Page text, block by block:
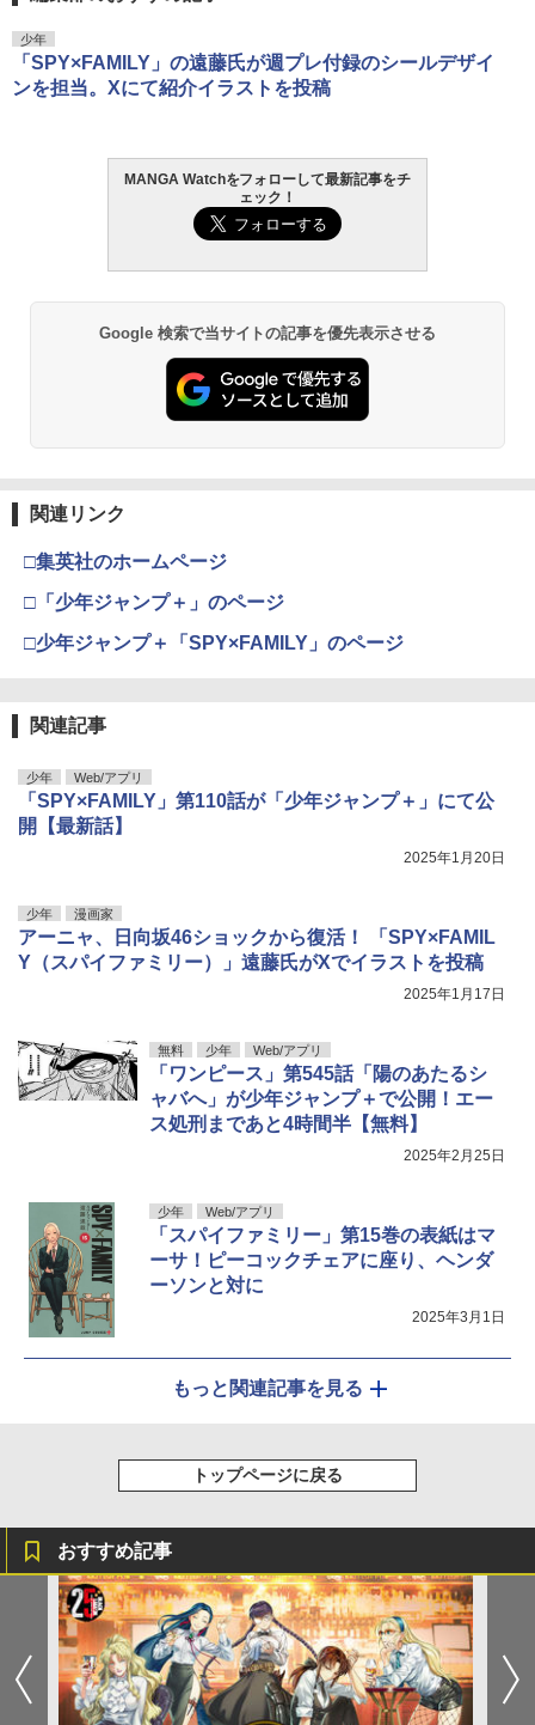
少年
「SPY×FAMILY」の遠藤氏が週プレ付録のシールデザイ
ンを担当。Xにて紹介イラストを投稿
MANGA Watchをフォローして最新記事をチ
ェック！
Google 検索で当サイトの記事を優先表示させる
関連リンク
□集英社のホームページ
□「少年ジャンプ＋」のページ
□少年ジャンプ＋「SPY×FAMILY」のページ
関連記事
少年 Web/アプリ
「SPY×FAMILY」第110話が「少年ジャンプ＋」にて公
開【最新話】
2025年1月20日
少年 漫画家
アーニャ、日向坂46ショックから復活！ 「SPY×FAMIL
Y（スパイファミリー）」遠藤氏がXでイラストを投稿
2025年1月17日
無料 少年 Web/アプリ
「ワンピース」第545話「陽のあたるシ
ャバへ」が少年ジャンプ＋で公開！エー
ス処刑まであと4時間半【無料】
2025年2月25日
少年 Web/アプリ
「スパイファミリー」第15巻の表紙はマ
ーサ！ピーコックチェアに座り、ヘンダ
ーソンと対に
2025年3月1日
もっと関連記事を見る
トップページに戻る
おすすめ記事